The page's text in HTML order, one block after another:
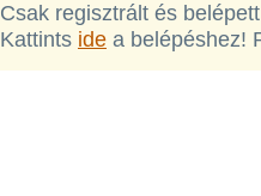
Csak regisztrált és
Kattints ide a belépéshez!